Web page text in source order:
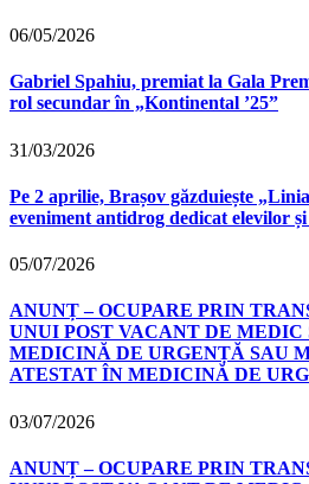
06/05/2026
Gabriel Spahiu, premiat la Gala
rol secundar în „Kontinental ’25”
31/03/2026
Pe 2 aprilie, Brașov găzduiește
eveniment antidrog dedicat elevilor
05/07/2026
ANUNȚ – OCUPARE PRIN
UNUI POST VACANT DE
MEDICINĂ DE URGENȚĂ SAU
ATESTAT ÎN MEDICINĂ DE
03/07/2026
ANUNȚ – OCUPARE PRIN